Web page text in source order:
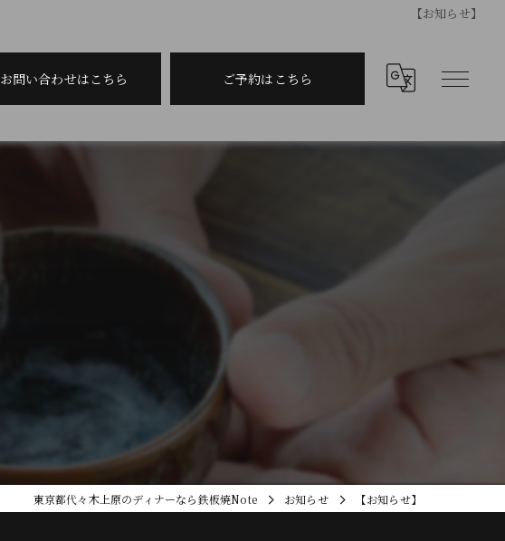
【お知らせ】
お問い合わせはこちら ご予約はこちら
東京都代々木上原のディナーなら鉄板焼Note お知らせ 【お知らせ】